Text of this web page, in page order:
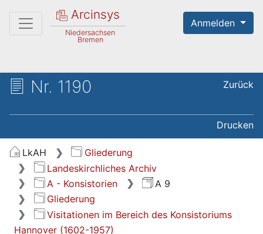
Arcinsys
Niedersachsen
Bremen
Anmelden
Nr. 1190 Zurück
Drucken
LkAH
Gliederung
Landeskirchliches Archiv
A - Konsistorien
A 9
Gliederung
Visitationen im Bereich des Konsistoriums
Hannover (1602-1957)